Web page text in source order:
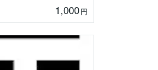
1,000円